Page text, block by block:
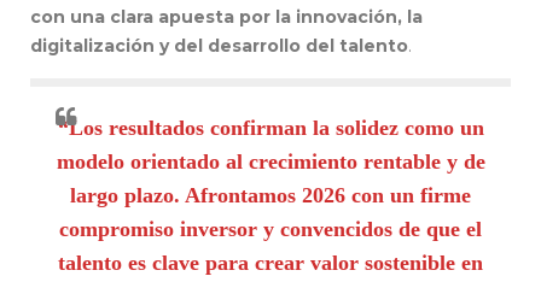
con una clara apuesta por la innovación, la
digitalización y del desarrollo del talento.
“Los resultados confirman la solidez como un
modelo orientado al crecimiento rentable y de
largo plazo. Afrontamos 2026 con un firme
compromiso inversor y convencidos de que el
talento es clave para crear valor sostenible en